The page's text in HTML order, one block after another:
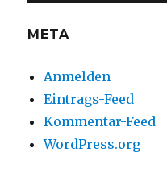
META
Anmelden
Eintrags-Feed
Kommentar-Feed
WordPress.org